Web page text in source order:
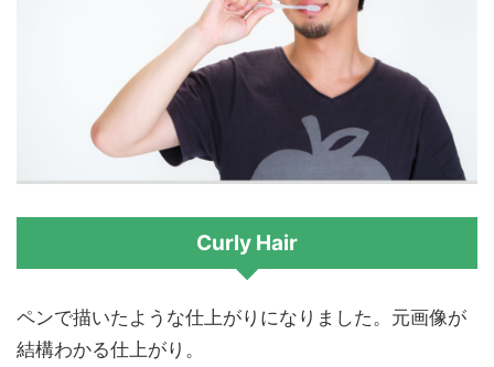
Curly Hair
ペンで描いたような仕上がりになりました。元画像が
結構わかる仕上がり。